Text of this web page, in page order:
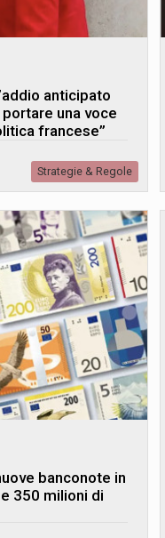
anticipato
portare una voce
francese”
Strategie & Regole
banconote in
350 milioni di